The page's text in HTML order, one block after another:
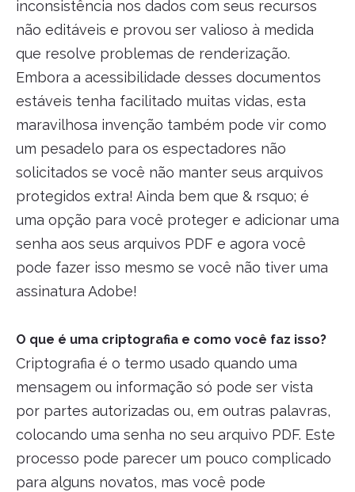
inconsistência nos dados com seus recursos
não editáveis e provou ser valioso à medida
que resolve problemas de renderização.
Embora a acessibilidade desses documentos
estáveis tenha facilitado muitas vidas, esta
maravilhosa invenção também pode vir como
um pesadelo para os espectadores não
solicitados se você não manter seus arquivos
protegidos extra! Ainda bem que & rsquo; é
uma opção para você proteger e adicionar uma
senha aos seus arquivos PDF e agora você
pode fazer isso mesmo se você não tiver uma
assinatura Adobe!
O que é uma criptografia e como você faz isso?
Criptografia é o termo usado quando uma
mensagem ou informação só pode ser vista
por partes autorizadas ou, em outras palavras,
colocando uma senha no seu arquivo PDF. Este
processo pode parecer um pouco complicado
para alguns novatos, mas você pode